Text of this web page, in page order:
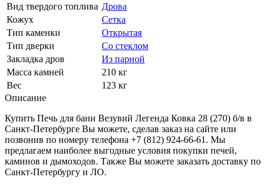
Вид твердого топлива Дрова
Кожух
Сетка
Тип каменки
Открытая
Тип дверки
Со стеклом
Закладка дров
Из парной
Масса камней
210 кг
Вес
123 кг
Описание
Купить Печь для бани Везувий Легенда Ковка 28 (270) б/в в
Санкт-Петербурге Вы можете, сделав заказ на сайте или
позвонив по номеру телефона +7 (812) 924-66-61. Мы
предлагаем наиболее выгодные условия покупки печей,
каминов и дымоходов. Также Вы можете заказать доставку по
Санкт-Петербургу и ЛО.